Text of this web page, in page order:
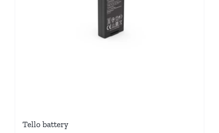
Tello battery